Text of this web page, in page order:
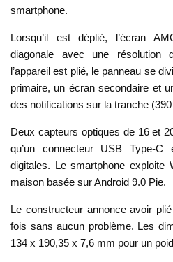
smartphone.
Lorsqu’il est déplié, l’écran
diagonale avec une résolution
l’appareil est plié, le panneau se
primaire, un écran secondaire et
des notifications sur la tranche
Deux capteurs optiques de 16 et
qu’un connecteur USB Type-C
digitales. Le smartphone exploite
maison basée sur Android 9.0 Pie.
Le constructeur annonce avoir
fois sans aucun problème. Les
134 x 190,35 x 7,6 mm pour un